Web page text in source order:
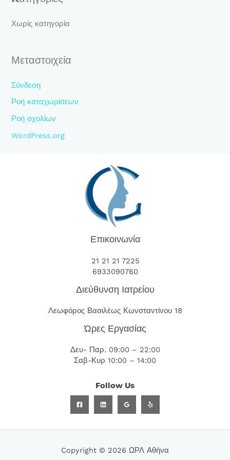
γ
:
Χωρίς κατηγορία
Μεταστοιχεία
Σύνδεση
Ροή καταχωρίσεων
Ροή σχολίων
WordPress.org
Επικοινωνία
21 21 21 7225
6933090760
Διεύθυνση Ιατρείου
Λεωφόρος Βασιλέως Κωνσταντίνου 18
Ώρες Εργασίας
Δευ- Παρ. 09:00 – 22:00
Σαβ-Κυρ 10:00 – 14:00
Follow Us
Copyright © 2026 ΩΡΛ Αθήνα